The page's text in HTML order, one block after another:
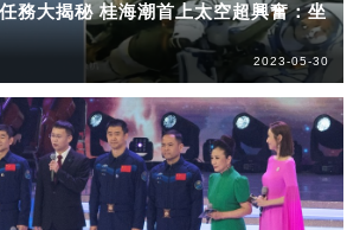
務大揭秘 桂海潮首上太空超興奮：坐
2023-05-30